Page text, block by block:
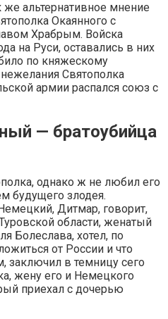
альтернативное мнение
Окаянного с
Храбрым. Войска
на Руси, оставались в них
по княжескому
Святополка
армии распался союз с
— братоубийца
однако ж не любил его
будущего злодея.
Дитмар, говорит,
области, женатый
Болеслава, хотел, по
от России и что
заключил в темницу сего
жену его и Немецкого
приехал с дочерью